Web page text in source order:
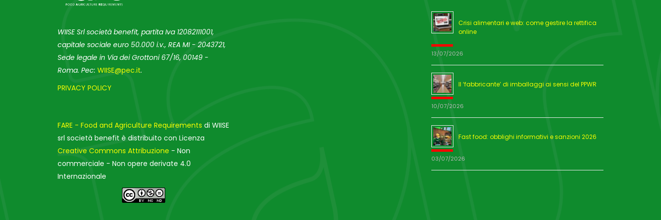
WIISE Srl società benefit, partita Iva 12082111001,
capitale sociale euro 50.000 i.v., REA MI - 2043721,
Sede legale in Via dei Grottoni 67/16, 00149 -
Roma. Pec: WIISE@pec.it.
PRIVACY POLICY
FARE - Food and Agriculture Requirements di WIISE
srl società benefit è distribuito con Licenza
Creative Commons Attribuzione - Non
commerciale - Non opere derivate 4.0
Internazionale
Crisi alimentari e web: come gestire la rettifica
online
13/07/2026
Il ‘fabbricante’ di imballaggi ai sensi del PPWR
10/07/2026
Fast food: obblighi informativi e sanzioni 2026
03/07/2026